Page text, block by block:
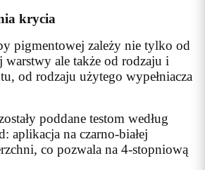
krycia
pigmentowej zależy nie tylko od
warstwy ale także od rodzaju i
od rodzaju użytego wypełniacza
poddane testom według
aplikacja na czarno-białej
co pozwala na 4-stopniową